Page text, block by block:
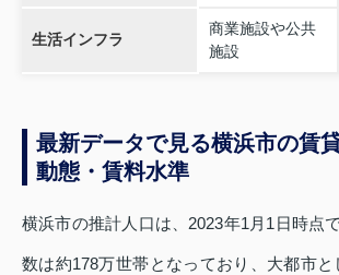
生活インフラ
商業施設や公共
施設
最新データで見る横浜市の賃
動態・賃料水準
横浜市の推計人口は、2023年1月1日時点
数は約178万世帯となっており、大都市と